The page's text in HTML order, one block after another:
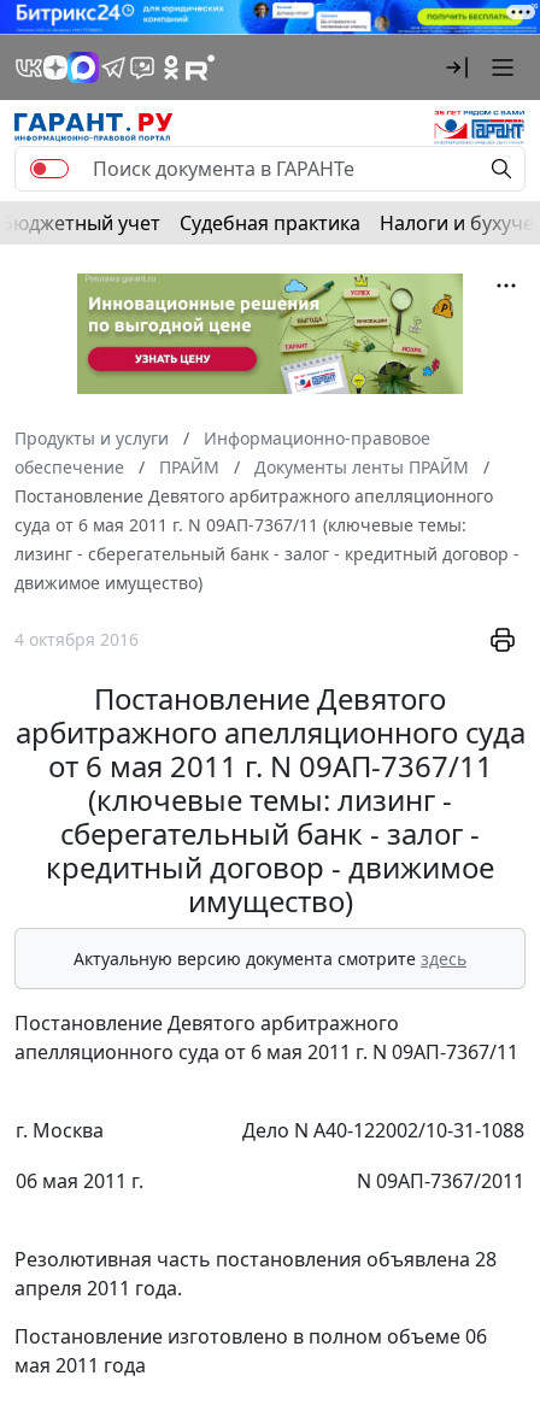
Бюджетный учет Судебная практика Налоги и
Продукты и услуги
Информационно-правовое
обеспечение
ПРАЙМ
Документы ленты ПРАЙМ
Постановление Девятого арбитражного апелляционного
суда от 6 мая 2011 г. N 09АП-7367/11 (ключевые темы:
лизинг - сберегательный банк - залог - кредитный договор -
движимое имущество)
4 октября 2016
Постановление Девятого
арбитражного апелляционного суда
от 6 мая 2011 г. N 09АП-7367/11
(ключевые темы: лизинг -
сберегательный банк - залог -
кредитный договор - движимое
имущество)
Актуальную версию документа смотрите здесь
Постановление Девятого арбитражного
апелляционного суда от 6 мая 2011 г. N 09АП-7367/11
г. Москва
Дело N А40-122002/10-31-1088
06 мая 2011 г.
N 09АП-7367/2011
Резолютивная часть постановления объявлена 28
апреля 2011 года.
Постановление изготовлено в полном объеме 06
мая 2011 года